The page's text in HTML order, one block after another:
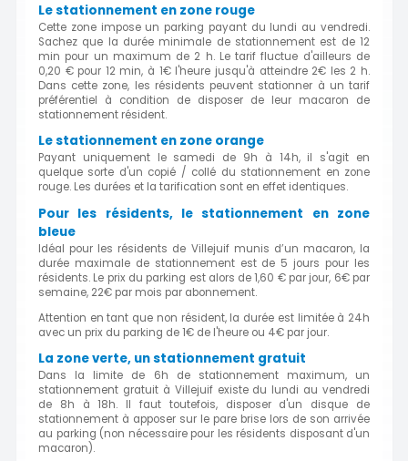
Le stationnement en zone rouge
Cette zone impose un parking payant du lundi au vendredi.
Sachez que la durée minimale de stationnement est de 12
min pour un maximum de 2 h. Le tarif fluctue d'ailleurs de
0,20 € pour 12 min, à 1€ l'heure jusqu'à atteindre 2€ les 2 h.
Dans cette zone, les résidents peuvent stationner à un tarif
préférentiel à condition de disposer de leur macaron de
stationnement résident.
Le stationnement en zone orange
Payant uniquement le samedi de 9h à 14h, il s'agit en
quelque sorte d'un copié / collé du stationnement en zone
rouge. Les durées et la tarification sont en effet identiques.
Pour les résidents, le stationnement en zone
bleue
Idéal pour les résidents de Villejuif munis d’un macaron, la
durée maximale de stationnement est de 5 jours pour les
résidents. Le prix du parking est alors de 1,60 € par jour, 6€ par
semaine, 22€ par mois par abonnement.
Attention en tant que non résident, la durée est limitée à 24h
avec un prix du parking de 1€ de l'heure ou 4€ par jour.
La zone verte, un stationnement gratuit
Dans la limite de 6h de stationnement maximum, un
stationnement gratuit à Villejuif existe du lundi au vendredi
de 8h à 18h. Il faut toutefois, disposer d'un disque de
stationnement à apposer sur le pare brise lors de son arrivée
au parking (non nécessaire pour les résidents disposant d'un
macaron).